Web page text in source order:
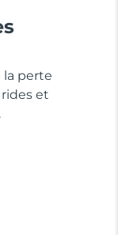
la perte
et